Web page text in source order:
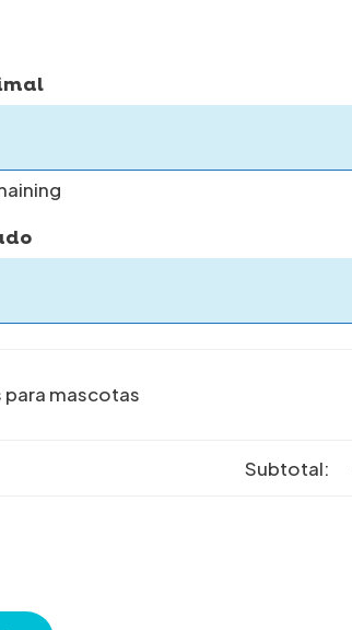
para mascotas
Subtotal: